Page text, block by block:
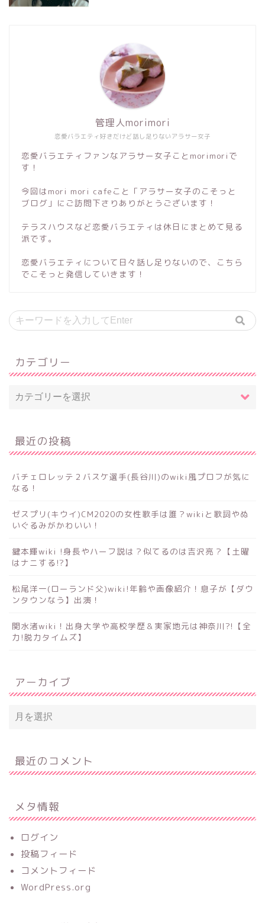
恋愛バラエティ好きだけど話し足りないアラサー女子
管理人morimori
恋愛バラエティファンなアラサー女子ことmorimoriで
す！
今回はmori mori cafeこと「アラサー女子のこそっと
ブログ」にご訪問下さりありがとうございます！
テラスハウスなど恋愛バラエティは休日にまとめて見る
派です。
恋愛バラエティについて日々話し足りないので、こちら
でこそっと発信していきます！
カテゴリー
最近の投稿
バチェロレッテ２バスケ選手(長谷川)のwiki風プロフが気に
なる！
ゼスプリ(キウイ)CM2020の女性歌手は誰？wikiと歌詞やぬ
いぐるみがかわいい！
鍵本輝wiki !身長やハーフ説は？似てるのは吉沢亮？【土曜
はナニする!?】
松尾洋一(ローランド父)wiki!年齢や画像紹介！息子が【ダウ
ンタウンなう】出演！
関水渚wiki！出身大学や高校学歴＆実家地元は神奈川?!【全
力!脱力タイムズ】
アーカイブ
最近のコメント
メタ情報
ログイン
投稿フィード
コメントフィード
WordPress.org